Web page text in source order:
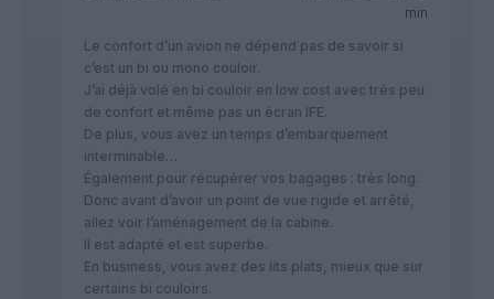
min
Le confort d’un avion ne dépend pas de savoir si
c’est un bi ou mono couloir.
J’ai déjà volé en bi couloir en low cost avec très peu
de confort et même pas un écran IFE.
De plus, vous avez un temps d’embarquement
interminable…
Également pour récupérer vos bagages : très long.
Donc avant d’avoir un point de vue rigide et arrêté,
allez voir l’aménagement de la cabine.
Il est adapté et est superbe.
En business, vous avez des lits plats, mieux que sur
certains bi couloirs.